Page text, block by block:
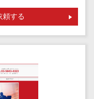
ビス> WAF>
ル暗号化>
応
ル
マネ
ール
頼する